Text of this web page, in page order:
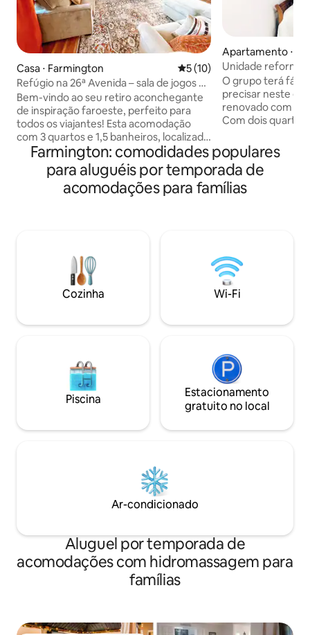
Casa ⋅ Farmington 5 de uma avaliação média
5 (10)
Refúgio na 26ª Avenida – sala de jogos e
sauna de infravermelho
Bem-vindo ao seu retiro aconchegante
de inspiração faroeste, perfeito para
todos os viajantes! Esta acomodação
com 3 quartos e 1,5 banheiros, localizada
no centro, acomoda confortavelmente
até 8 hóspedes e oferece um espaço
acolhedor e convidativo para relaxar e se
divertir. Aproveite a sala de jogos
você está aqui para explorar ou apenas
para relaxar, esta casa tem tudo o que
você precisa para uma estadia
agradável!
Apartamento ⋅
Unidade
banheiro
O grupo terá fácil
precisar neste
renovado com
Com dois quartos
boa noite de
espaçosa, com
polegadas e
A cozinha pode
Juan Quality
veículos
Farmington: comodidades populares
para aluguéis por temporada de
acomodações para famílias
Cozinha Wi-Fi
Piscina
Estacionamento
gratuito no local
Ar-condicionado
Aluguel por temporada de
acomodações com hidromassagem para
famílias